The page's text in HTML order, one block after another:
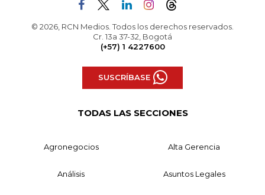
© 2026, RCN Medios. Todos los derechos reservados.
Cr. 13a 37-32, Bogotá
(+57) 1 4227600
SUSCRÍBASE
TODAS LAS SECCIONES
Agronegocios Alta Gerencia
Análisis Asuntos Legales